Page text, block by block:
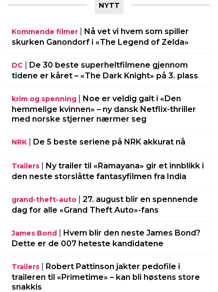
NYTT
Kommende filmer
Nå vet vi hvem som spiller
skurken Ganondorf i «The Legend of Zelda»
DC
De 30 beste superheltfilmene gjennom
tidene er kåret – «The Dark Knight» på 3. plass
krim og spenning
Noe er veldig galt i «Den
hemmelige kvinnen» – ny dansk Netflix-thriller
med norske stjerner nærmer seg
NRK De 5 beste seriene på NRK akkurat nå
Trailers
Ny trailer til «Ramayana» gir et innblikk i
den neste storslåtte fantasyfilmen fra India
grand-theft-auto
27. august blir en spennende
dag for alle «Grand Theft Auto»-fans
James Bond
Hvem blir den neste James Bond?
Dette er de 007 heteste kandidatene
Trailers
Robert Pattinson jakter pedofile i
traileren til «Primetime» – kan bli høstens store
snakkis